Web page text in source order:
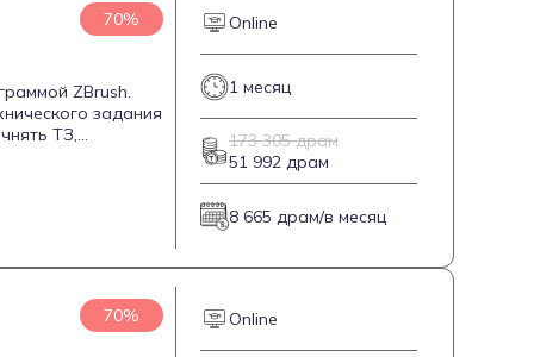
70%
ZBrush.
задания
ТЗ,
заказы в
Online
1 месяц
173 305 драм
51 992 драм
8 665 драм/в месяц
70% Online